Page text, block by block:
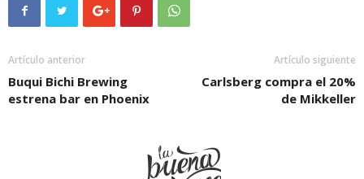
Artículo anterior
Buqui Bichi Brewing
estrena bar en Phoenix
Artículo siguiente
Carlsberg compra el 20%
de Mikkeller